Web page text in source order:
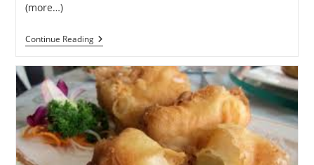
(more…)
Continue ReadingTahu
Kukus:
Sehat
Dengan
Rasa
Nikmat